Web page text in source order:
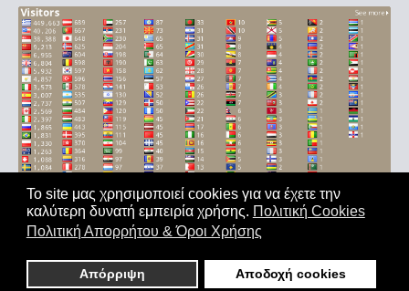
Το site μας χρησιμοποιεί cookies για να έχετε την
καλύτερη δυνατή εμπειρία χρήσης. Πολιτική Cookies
Πολιτική Απορρήτου & Όροι Χρήσης
Απόρριψη Αποδοχή cookies
Αρχική|'Οροι Χρήσης|Επικοινωνία
παντός δικαιώματος